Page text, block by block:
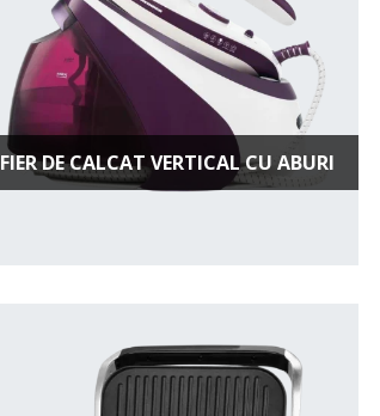
FIER DE CALCAT VERTICAL CU ABURI